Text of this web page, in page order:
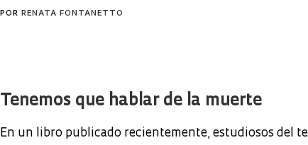
POR RENATA FONTANETTO
Tenemos que hablar de la muerte
En un libro publicado recientemente, estudiosos del